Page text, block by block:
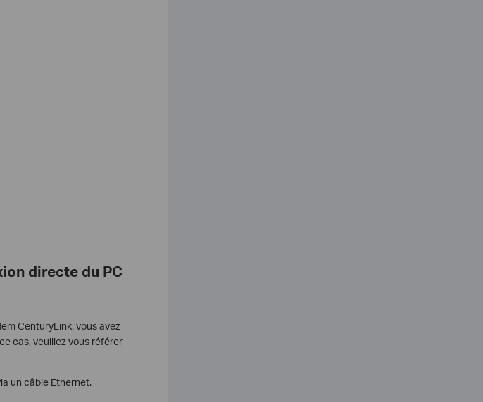
directe du PC
CenturyLink, vous avez
cas, veuillez vous référer
un câble Ethernet.